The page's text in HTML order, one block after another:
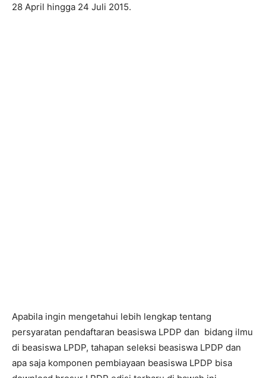
28 April hingga 24 Juli 2015.
Apabila ingin mengetahui lebih lengkap tentang
persyaratan pendaftaran beasiswa LPDP dan bidang ilmu
di beasiswa LPDP, tahapan seleksi beasiswa LPDP dan
apa saja komponen pembiayaan beasiswa LPDP bisa